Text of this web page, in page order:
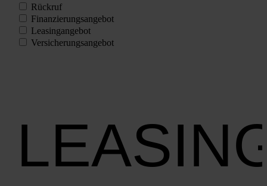
Rück­ruf
Finan­zie­rungs­an­ge­bot
Lea­sing­an­ge­bot
Ver­si­che­rungs­an­ge­bot